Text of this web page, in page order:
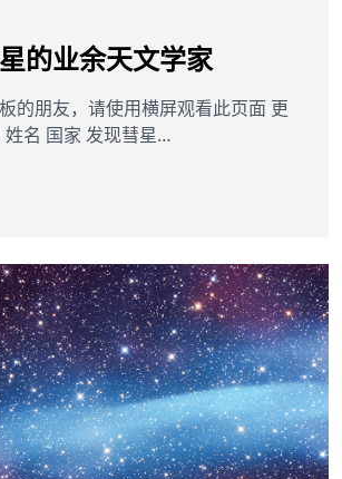
的业余天文学家
的朋友，请使用横屏观看此页面 更
姓名 国家 发现彗星…